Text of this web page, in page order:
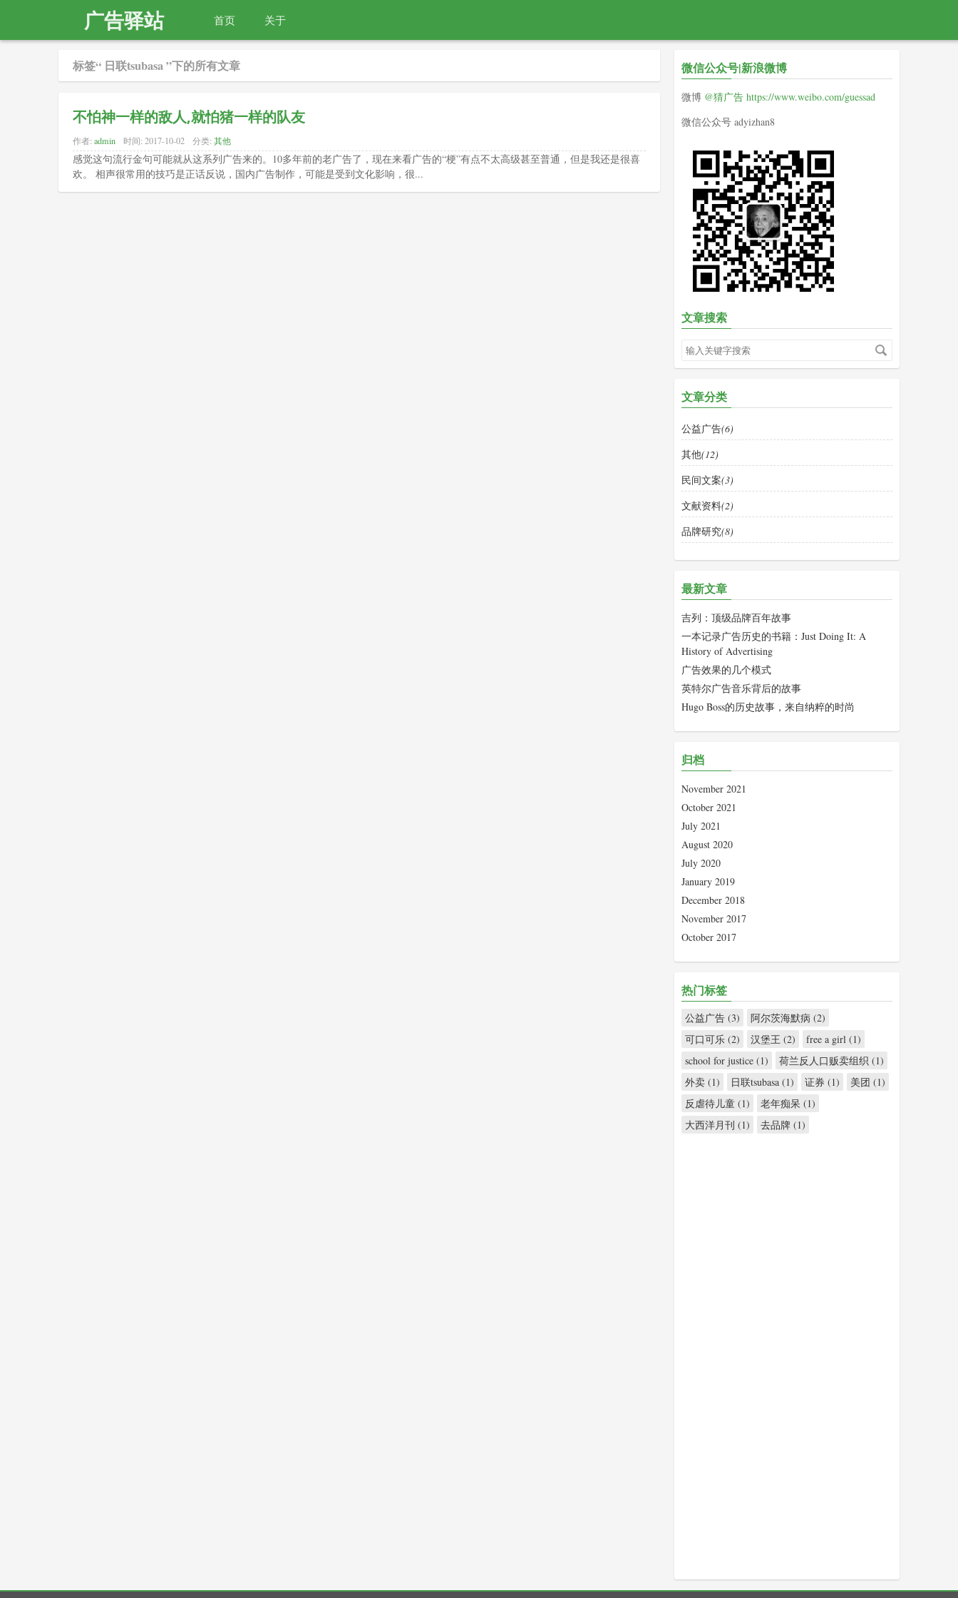
广告驿站 首页 关于
标签“ 日联tsubasa ”下的所有文章
不怕神一样的敌人,就怕猪一样的队友
作者: admin 时间: 2017-10-02 分类: 其他
感觉这句流行金句可能就从这系列广告来的。10多年前的老广告了，现在来看广告的“梗”有点不太高级甚至普通，但是我还是很喜
欢。 相声很常用的技巧是正话反说，国内广告制作，可能是受到文化影响，很...
微信公众号|新浪微博
微博 @猜广告 https://www.weibo.com/guessad
微信公众号 adyizhan8
文章搜索
文章分类
公益广告(6)
其他(12)
民间文案(3)
文献资料(2)
品牌研究(8)
最新文章
吉列：顶级品牌百年故事
一本记录广告历史的书籍：Just Doing It: A
History of Advertising
广告效果的几个模式
英特尔广告音乐背后的故事
Hugo Boss的历史故事，来自纳粹的时尚
归档
November 2021
October 2021
July 2021
August 2020
July 2020
January 2019
December 2018
November 2017
October 2017
热门标签
公益广告 (3)
阿尔茨海默病 (2)
可口可乐 (2)
汉堡王 (2)
free a girl (1)
school for justice (1)
荷兰反人口贩卖组织 (1)
外卖 (1)
日联tsubasa (1) 证券 (1)
美团 (1)
反虐待儿童 (1)
老年痴呆 (1)
大西洋月刊 (1)
去品牌 (1)